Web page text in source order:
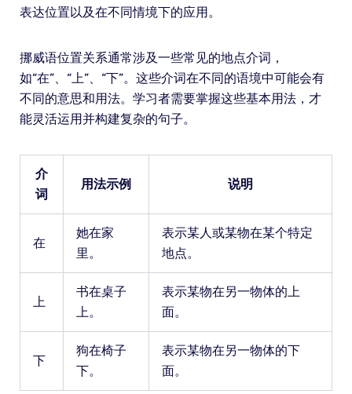
表达位置以及在不同情境下的应用。
挪威语位置关系通常涉及一些常见的地点介词，
如“在”、“上”、“下”。这些介词在不同的语境中可能会有
不同的意思和用法。学习者需要掌握这些基本用法，才
能灵活运用并构建复杂的句子。
介
词
用法示例 说明
在
她在家
里。
表示某人或某物在某个特定
地点。
上
书在桌子
上。
表示某物在另一物体的上
面。
下
狗在椅子
下。
表示某物在另一物体的下
面。